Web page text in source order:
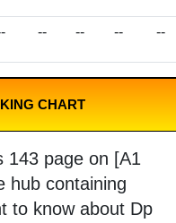
-- -- -- --
CHART
143 page on [A1
hub containing
to know about Dp